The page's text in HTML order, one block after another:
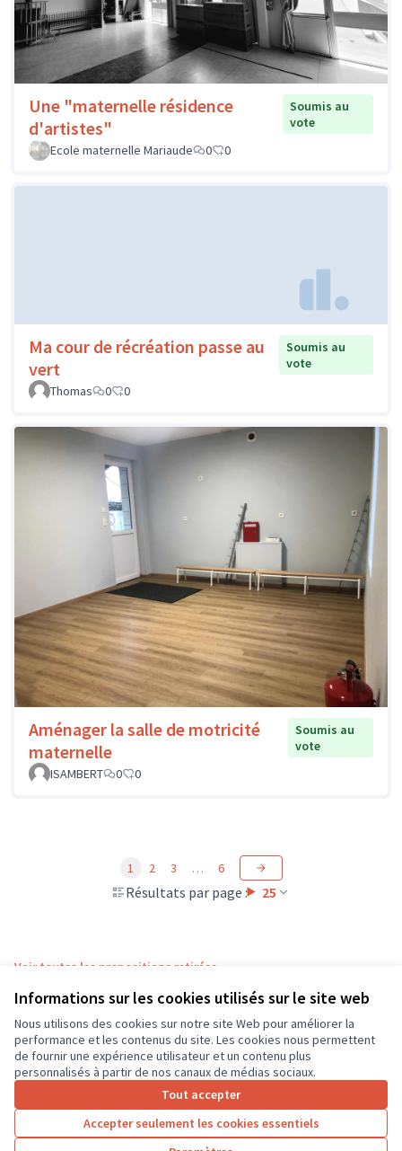
Informations sur les cookies utilisés sur le site web
Nous utilisons des cookies sur notre site Web pour améliorer la
performance et les contenus du site. Les cookies nous permettent
de fournir une expérience utilisateur et un contenu plus
personnalisés à partir de nos canaux de médias sociaux.
Tout accepter
Accepter seulement les cookies essentiels
Une "maternelle résidence
d'artistes"
Soumis au
vote
Ecole maternelle Mariaude
0 0
Ma cour de récréation passe au
vert
Soumis au
vote
Thomas
0 0
Aménager la salle de motricité
maternelle
Soumis au
vote
ISAMBERT
0 0
Résultats par page : 25
1 2 3 … 6
Voir toutes les propositions retirées
Conditions d'utilisation
Paramètres des cookies
CD37 sur X
(Lien externe)
CD37 sur Facebook
CD37 sur Instagram
CD37 sur YouTube
(Lien externe)
Licence
(Lien